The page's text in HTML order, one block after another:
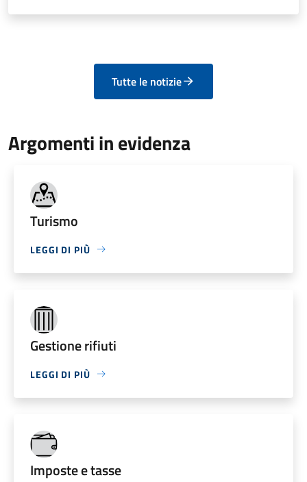
Tutte le notizie
Argomenti in evidenza
Turismo
LEGGI DI PIÙ
Gestione rifiuti
LEGGI DI PIÙ
Imposte e tasse